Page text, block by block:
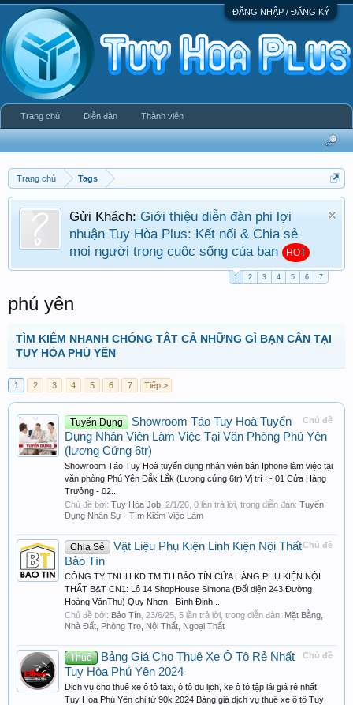
ĐĂNG NHẬP / ĐĂNG KÝ
Trang chủ Tags
Gửi Khách: Giới thiệu diễn đàn phi lợi
nhuận Tuy Hòa Plus: Kết nối & Chia sẻ
mọi người trong cuộc sống của bạn
HOT
1 2 3 4 5 6 7
phú yên
TÌM KIẾM NHANH CHÓNG TẤT CẢ NHỮNG GÌ BẠN CẦN TẠI
TUY HÒA PHÚ YÊN
1 2 3 4 5 6 7 Tiếp >
Chủ đề
Tuyển Dụng
Showroom Táo Tuy Hoà Tuyển
Dụng Nhân Viên Làm Việc Tại Văn Phòng Phú Yên
(lương Cứng 6tr)
Showroom Táo Tuy Hoà tuyển dụng nhân viên bán Iphone làm việc tại
văn phòng Phú Yên Đắk Lắk (Lương cứng 6tr) Vị trí : - 01 Cửa Hàng
Trưởng - 02...
Chủ đề bởi: Tuy Hòa Job 2/1/26 , 0 lần trả lời, trong diễn đàn: Tuyển
Dụng Nhân Sự - Tìm Kiếm Việc Làm
Chủ đề
Chia Sẻ
Vật Liệu Phụ Kiện Linh Kiện Nội Thất
Bảo Tín
CÔNG TY TNHH KD TM TH BẢO TÍN CỬA HÀNG PHỤ KIỆN NỘI
THẤT B&T CN1: Lô 14 ShopHouse Simona (Đối diện 243 Đường
Hoàng VănThụ) Quy Nhơn - Bình Định...
Chủ đề bởi: Bảo Tín 23/6/25 , 5 lần trả lời, trong diễn đàn: Mặt Bằng,
Nhà Đất, Phòng Trọ, Nội Thất, Ngoại Thất
Chủ đề
Thuê
Bảng Giá Cho Thuê Xe Ô Tô Rẻ Nhất
Tuy Hòa Phú Yên 2024
Dịch vụ cho thuê xe ô tô taxi, ô tô du lịch, xe ô tô tập lái giá rẻ nhất
Tuy Hòa Phú Yên chỉ từ 90k 2024 Bảng giá dịch vụ thuê xe ô tô Tuy
Trang chủ Diễn đàn Thành viên